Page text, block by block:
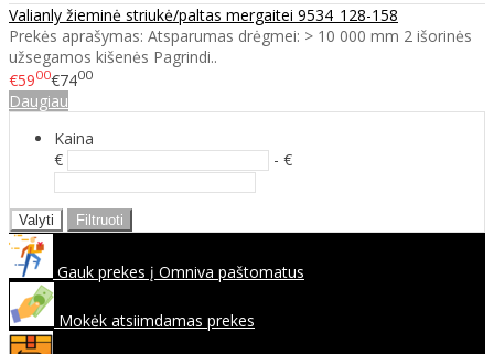
Valianly žieminė striukė/paltas mergaitei 9534_128-158
Prekės aprašymas: Atsparumas drėgmei: > 10 000 mm 2 išorinės
užsegamos kišenės Pagrindi..
€5900€7400
Daugiau
Kaina
€
- €
Valyti Filtruoti
Gauk prekes į Omniva paštomatus
Mokėk atsiimdamas prekes